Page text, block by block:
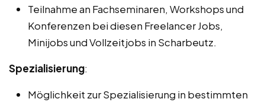
Teilnahme an Fachseminaren, Workshops und
Konferenzen bei diesen Freelancer Jobs,
Minijobs und Vollzeitjobs in Scharbeutz.
Spezialisierung:
Möglichkeit zur Spezialisierung in bestimmten